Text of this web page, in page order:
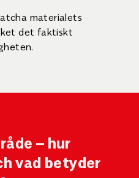
materialets
det faktiskt
– hur
vad betyder